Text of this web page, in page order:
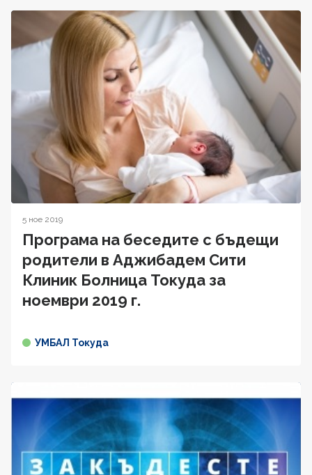
5 ное 2019
Програма на беседите с бъдещи
родители в Аджибадем Сити
Клиник Болница Токуда за
ноември 2019 г.
УМБАЛ Токуда